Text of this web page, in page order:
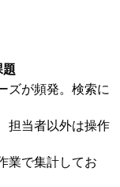
題
ズが頻発。検索に
担当者以外は操作
業で集計してお